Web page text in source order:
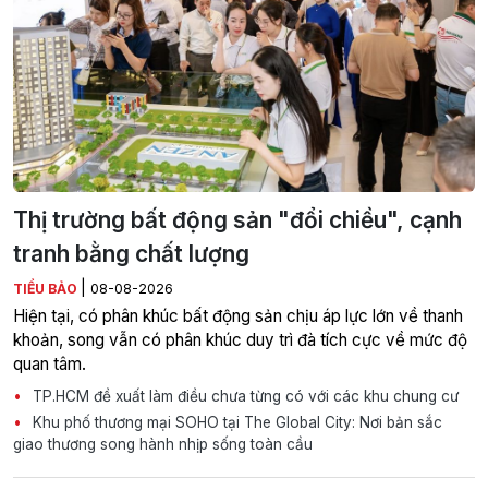
Thị trường bất động sản "đổi chiều", cạnh
tranh bằng chất lượng
TIỂU BẢO 08-08-2026
Hiện tại, có phân khúc bất động sản chịu áp lực lớn về thanh
khoản, song vẫn có phân khúc duy trì đà tích cực về mức độ
quan tâm.
TP.HCM đề xuất làm điều chưa từng có với các khu chung cư
Khu phố thương mại SOHO tại The Global City: Nơi bản sắc
giao thương song hành nhịp sống toàn cầu